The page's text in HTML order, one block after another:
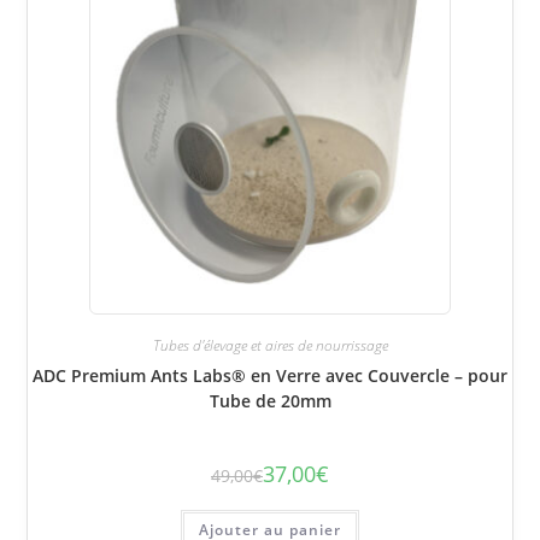
Tubes d'élevage et aires de nourrissage
ADC Premium Ants Labs® en Verre avec Couvercle – pour
Tube de 20mm
49,00€ Le
initial
était :
37,00€
Le
actuel
est :
Ajouter au panier